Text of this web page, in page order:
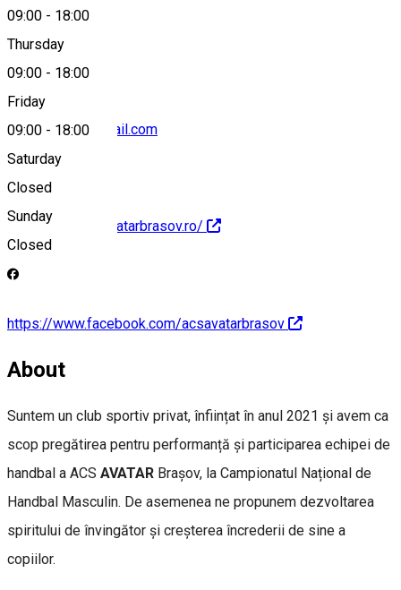
09:00 - 18:00
Thursday
09:00 - 18:00
Friday
09:00 - 18:00
Saturday
Closed
Sunday
Closed
titusdonosa@gmail.com
https://www.csavatarbrasov.ro/
https://www.facebook.com/acsavatarbrasov
About
Suntem un club sportiv privat, înființat în anul 2021 și avem ca
scop pregătirea pentru performanță și participarea echipei de
handbal a ACS AVATAR Brașov, la Campionatul Național de
Handbal Masculin. De asemenea ne propunem dezvoltarea
spiritului de învingător și creșterea încrederii de sine a
copiilor.